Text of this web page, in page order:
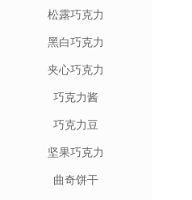
松露巧克力
黑白巧克力
夹心巧克力
巧克力酱
巧克力豆
坚果巧克力
曲奇饼干